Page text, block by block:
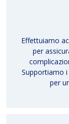
Effettuiamo
per
Supportiamo
per